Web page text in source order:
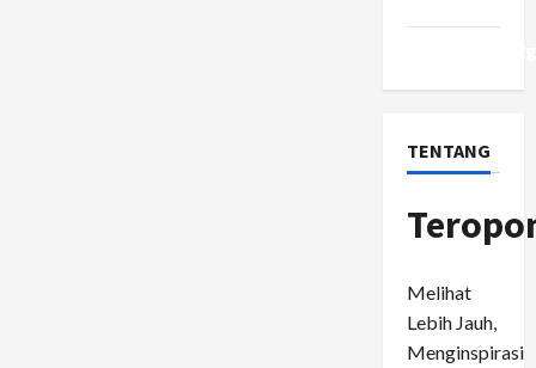
TENTANG
Melihat
Lebih Jauh,
Menginspirasi